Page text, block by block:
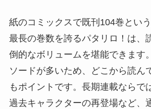
紙のコミックスで既刊104巻とい
最長の巻数を誇るパタリロ！は、
倒的なボリュームを堪能できます
ソードが多いため、どこから読ん
もポイントです。長期連載ならで
過去キャラクターの再登場など、